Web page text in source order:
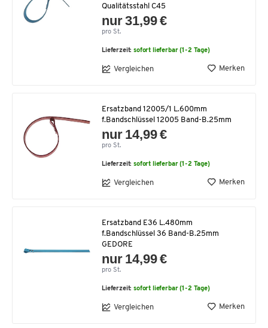
Qualitätsstahl C45
nur 31,99 €
pro St.
Lieferzeit:sofort lieferbar (1-2 Tage)
Vergleichen Merken
Ersatzband 12005/1 L.600mm
f.Bandschlüssel 12005 Band-B.25mm
nur 14,99 €
pro St.
Lieferzeit:sofort lieferbar (1-2 Tage)
Vergleichen Merken
Ersatzband E36 L.480mm
f.Bandschlüssel 36 Band-B.25mm
GEDORE
nur 14,99 €
pro St.
Lieferzeit:sofort lieferbar (1-2 Tage)
Vergleichen Merken